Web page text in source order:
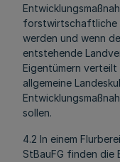
forstwirtschaftliche
werden und wenn
entstehende
Eigentümern
allgemeine
sollen.
4.2 In einem
StBauFG finden die